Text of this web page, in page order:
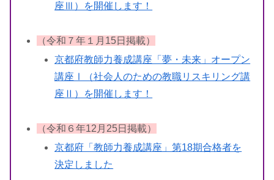
座Ⅲ）を開催します！
（令和７年１月15日掲載）
京都府教師力養成講座「夢・未来」オープン
講座Ⅰ（社会人のための教職リスキリング講
座Ⅱ）を開催します！
（令和６年12月25日掲載）
京都府「教師力養成講座」第18期合格者を
決定しました